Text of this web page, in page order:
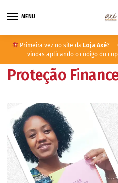
MENU
Primeira vez no site da Loja Axé? —
vindas aplicando o código do
Proteção